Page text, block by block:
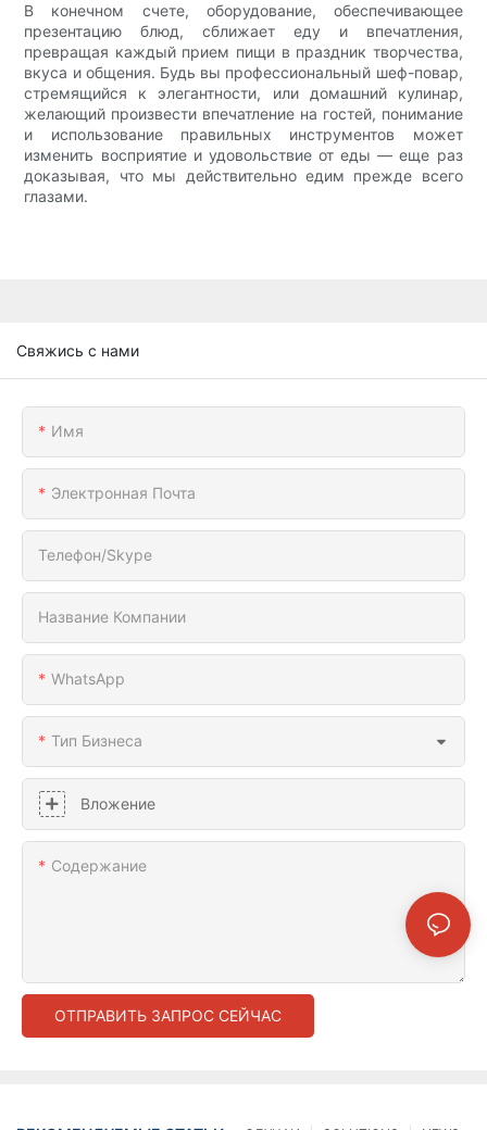
В конечном счете, оборудование, обеспечивающее
презентацию блюд, сближает еду и впечатления,
превращая каждый прием пищи в праздник творчества,
вкуса и общения. Будь вы профессиональный шеф-повар,
стремящийся к элегантности, или домашний кулинар,
желающий произвести впечатление на гостей, понимание
и использование правильных инструментов может
изменить восприятие и удовольствие от еды — еще раз
доказывая, что мы действительно едим прежде всего
глазами.
Свяжись с нами
Имя
Электронная Почта
Телефон/Skype
Название Компании
WhatsApp
Тип Бизнеса
Вложение
Содержание
ОТПРАВИТЬ ЗАПРОС СЕЙЧАС